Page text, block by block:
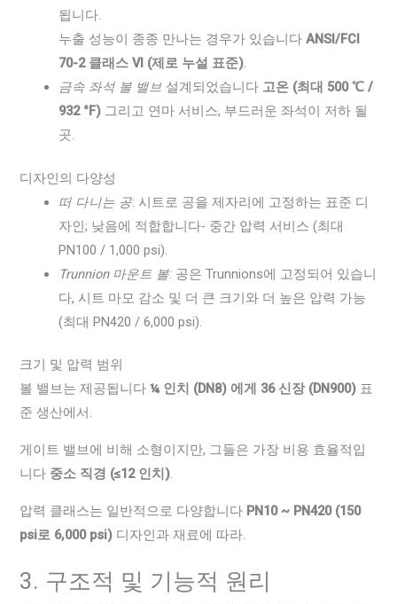
됩니다.
누출 성능이 종종 만나는 경우가 있습니다ANSI/FCI
70-2 클래스 VI (제로 누설 표준).
금속 좌석 볼 밸브 설계되었습니다 고온 (최대 500 ℃ /
932 °F) 그리고 연마 서비스, 부드러운 좌석이 저하 될
곳.
디자인의 다양성
떠 다니는 공: 시트로 공을 제자리에 고정하는 표준 디
자인; 낮음에 적합합니다- 중간 압력 서비스 (최대
PN100 / 1,000 psi).
Trunnion 마운트 볼: 공은 Trunnions에 고정되어 있습니
다, 시트 마모 감소 및 더 큰 크기와 더 높은 압력 가능
(최대 PN420 / 6,000 psi).
크기 및 압력 범위
볼 밸브는 제공됩니다¼ 인치 (DN8) 에게 36 신장 (DN900) 표
준 생산에서.
게이트 밸브에 비해 소형이지만, 그들은 가장 비용 효율적입
니다 중소 직경 (≤12 인치).
압력 클래스는 일반적으로 다양합니다 PN10 ~ PN420 (150
psi로 6,000 psi) 디자인과 재료에 따라.
3. 구조적 및 기능적 원리